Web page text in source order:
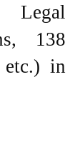
Legal
138
in